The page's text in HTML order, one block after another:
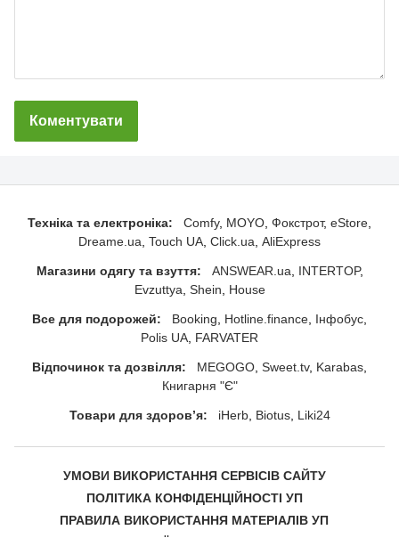
Коментувати
Техніка та електроніка: Comfy MOYO Фокстрот eStore
Dreame.ua Touch UA Click.ua AliExpress
Магазини одягу та взуття: ANSWEAR.ua
INTERTOP
Evzuttya Shein House
Все для подорожей: Booking Hotline.finance Інфобус
Polis UA FARVATER
Відпочинок та дозвілля: MEGOGO Sweet.tv Karabas
Книгарня "Є"
Товари для здоровʼя: iHerb Biotus Liki24
УМОВИ ВИКОРИСТАННЯ СЕРВІСІВ САЙТУ
ПОЛІТИКА КОНФІДЕНЦІЙНОСТІ УП
ПРАВИЛА ВИКОРИСТАННЯ МАТЕРІАЛІВ УП